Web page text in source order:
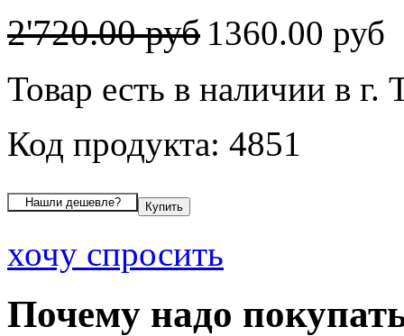
2'720.00 руб 1360.00 руб
Товар есть в наличии в г.
Код продукта: 4851
хочу спросить
Почему надо